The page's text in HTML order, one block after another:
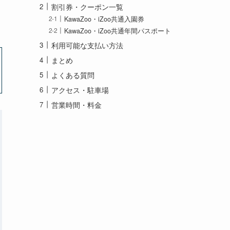
一番お得な割引方法
割引券・クーポン一覧
KawaZoo・iZoo共通入園券
KawaZoo・iZoo共通年間パスポート
利用可能な支払い方法
まとめ
よくある質問